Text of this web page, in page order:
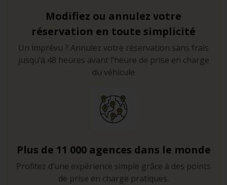
Modifiez ou annulez votre
réservation en toute simplicité
Un imprévu ? Annulez votre réservation sans frais
jusqu’à 48 heures avant l’heure de prise en charge
du véhicule
Plus de 11 000 agences dans le monde
Profitez d’une expérience simple grâce à des points
de prise en charge pratiques.